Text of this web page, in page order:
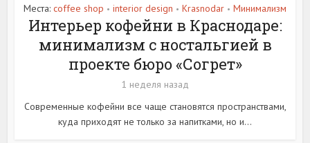
Места: coffee shop • interior design • Krasnodar • Минимализм
Интерьер кофейни в Краснодаре:
минимализм с ностальгией в
проекте бюро «Согрет»
1 неделя назад
Современные кофейни все чаще становятся пространствами,
куда приходят не только за напитками, но и...